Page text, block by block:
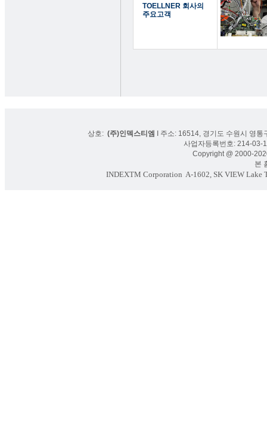
TOELLNER 회사의
주요고객
상호: (주)인덱스티엠
I 주소: 16514, 경기도 수원시 영
사업자등록번호: 214-
Copyright @ 2000-
본 홈
INDEXTM Corporation A-1602, SK VIEW Lake